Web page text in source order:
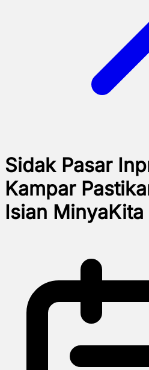
Sidak Pasar
Kampar
Isian MinyaKita